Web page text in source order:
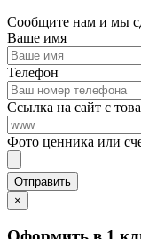
Сообщите нам и мы
Ваше имя
Телефон
Ссылка на сайт с
Фото ценника или
×